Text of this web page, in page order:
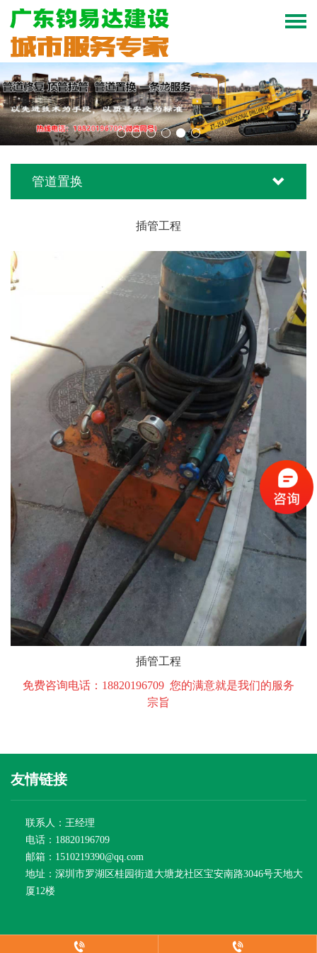
管道置换
插管工程
插管工程
免费咨询电话：18820196709 您的满意就是我们的服务
宗旨
友情链接
联系人：王经理
电话：18820196709
邮箱：1510219390@qq.com
地址：深圳市罗湖区桂园街道大塘龙社区宝安南路3046号天地大
厦12楼